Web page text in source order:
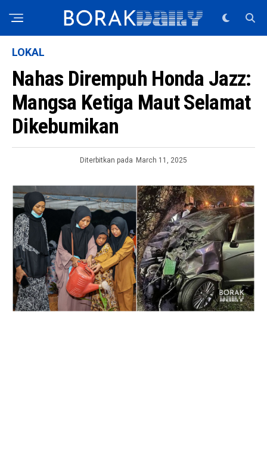
LOKAL
Nahas Dirempuh Honda Jazz:
Mangsa Ketiga Maut Selamat
Dikebumikan
Diterbitkan pada March 11, 2025